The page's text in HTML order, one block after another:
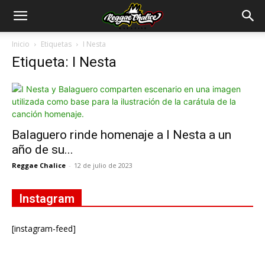
Inicio Etiquetas I Nesta
Etiqueta: I Nesta
Balaguero rinde homenaje a I Nesta a un
año de su...
Reggae Chalice - 12 de julio de 2023
Instagram
[instagram-feed]